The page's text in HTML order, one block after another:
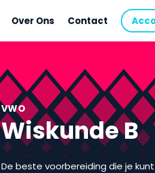
Over Ons Contact
VWO
Wiskunde B
De beste voorbereiding die je